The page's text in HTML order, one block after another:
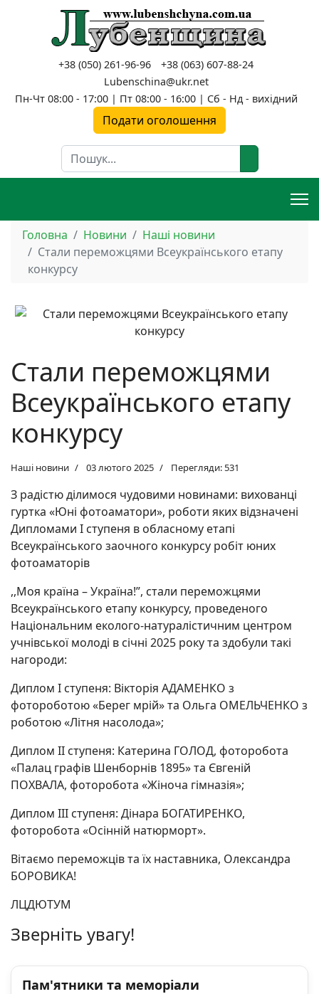
+38 (050) 261-96-96
+38 (063) 607-88-24
Lubenschina@ukr.net
Пн-Чт 08:00 - 17:00 | Пт 08:00 - 16:00 | Сб - Нд - вихідний
Подати оголошення
Пошук
Головна Новини
Наші новини
Стали переможцями Всеукраїнського етапу
конкурсу
Стали переможцями
Всеукраїнського етапу
конкурсу
Наші новини 03 лютого 2025 Перегляди: 531
З радістю ділимося чудовими новинами: вихованці
гуртка «Юні фотоаматори», роботи яких відзначені
Дипломами І ступеня в обласному етапі
Всеукраїнського заочного конкурсу робіт юних
фотоаматорів
,,Моя країна – Україна!”, стали переможцями
Всеукраїнського етапу конкурсу, проведеного
Національним еколого-натуралістичним центром
учнівської молоді в січні 2025 року та здобули такі
нагороди:
Диплом І ступеня: Вікторія АДАМЕНКО з
фотороботою «Берег мрій» та Ольга ОМЕЛЬЧЕНКО з
роботою «Літня насолода»;
Диплом ІІ ступеня: Катерина ГОЛОД, фоторобота
«Палац графів Шенборнів 1895» та Євгеній
ПОХВАЛА, фоторобота «Жіноча гімназія»;
Диплом ІІІ ступеня: Дінара БОГАТИРЕНКО,
фоторобота «Осінній натюрморт».
Вітаємо переможців та їх наставника, Олександра
БОРОВИКА!
ЛЦДЮТУМ
Зверніть увагу!
Пам'ятники та меморіали